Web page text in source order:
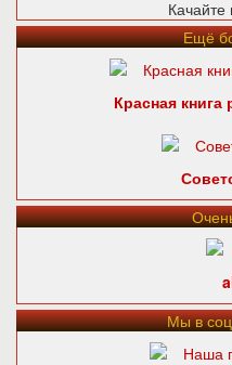
Качайте
Ещё
Красная
Мы в